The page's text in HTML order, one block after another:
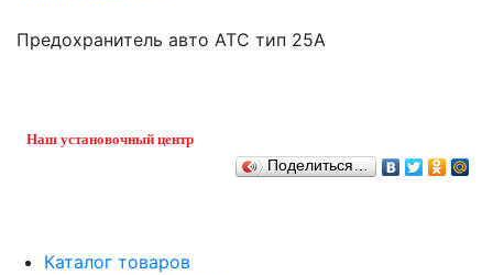
Предохранитель авто ATC тип 25A
Наш установочный центр
Поделиться…
Каталог товаров